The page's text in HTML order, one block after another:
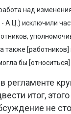
над
А.Ц.) исключили
также
бы [относиться]
регламенте
итог,
не